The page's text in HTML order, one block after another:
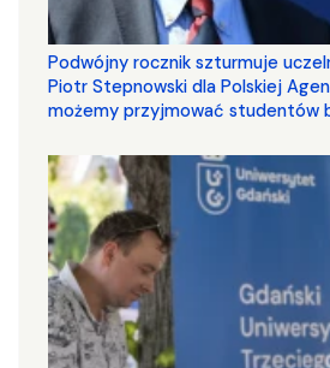
Podwójny rocznik szturmuje
Piotr Stepnowski dla Polskiej
możemy przyjmować studentów